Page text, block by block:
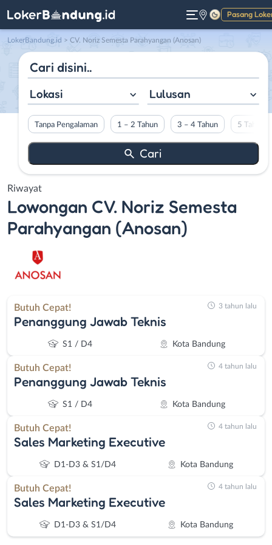
Pasang
Gelap
LokerBandung.id > CV. Noriz Semesta Parahyangan (Anosan)
Lokasi Lulusan
Tanpa Pengalaman 1 – 2 Tahun 3 – 4 Tahun 5 Tahun
Riwayat
Lowongan CV. Noriz Semesta
Parahyangan (Anosan)
Butuh Cepat!
Penanggung Jawab Teknis
S1 / D4 Kota Bandung
3 tahun lalu
Butuh Cepat!
Penanggung Jawab Teknis
S1 / D4 Kota Bandung
4 tahun lalu
Butuh Cepat!
Sales Marketing Executive
D1-D3 & S1/D4 Kota Bandung
4 tahun lalu
Butuh Cepat!
Sales Marketing Executive
D1-D3 & S1/D4 Kota Bandung
4 tahun lalu